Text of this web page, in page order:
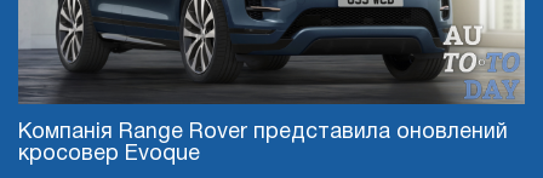
Компанія Range Rover представила оновлений
кросовер Evoque